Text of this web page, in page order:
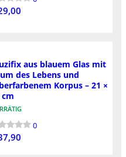
aus blauem Glas mit
des Lebens und
Korpus – 21 ×
cm
0